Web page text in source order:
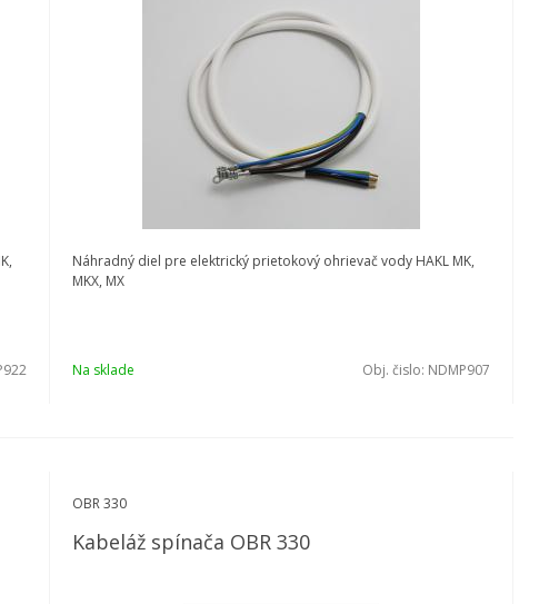
Náhradný diel pre elektrický prietokový ohrievač vody HAKL MK,
MKX, MX
Na sklade Obj. čislo: NDMP907
OBR 330
Kabeláž spínača OBR 330